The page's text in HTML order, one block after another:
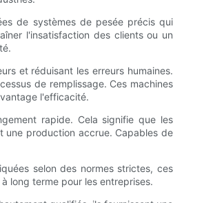
de systèmes de pesée précis qui
l'insatisfaction des clients ou un
et réduisant les erreurs humaines.
de remplissage. Ces machines
l'efficacité.
rapide. Cela signifie que les
production accrue. Capables de
selon des normes strictes, ces
long terme pour les entreprises.